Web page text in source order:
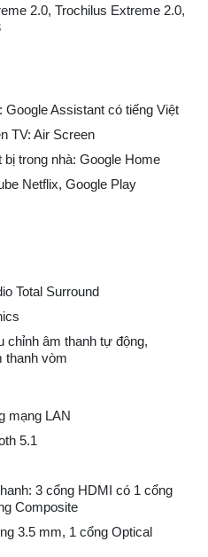
2.0, Trochilus Extreme 2.0,
Assistant có tiếng Việt
TV: Air Screen
trong nhà: Google Home
Netflix, Google Play
Total Surround
chỉnh âm thanh tự động,
thanh vòm
mạng LAN
5.1
3 cổng HDMI có 1 cổng
Composite
3.5 mm, 1 cổng Optical